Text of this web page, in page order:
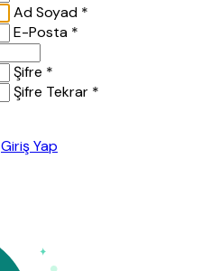
Ad Soyad *
E-Posta *
Şifre *
Şifre Tekrar *
Giriş Yap